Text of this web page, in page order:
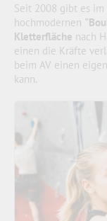
Seit 2008 gibt es im
hochmodernen
Kletterfläche nach
einen die Kräfte
beim AV einen
kann.